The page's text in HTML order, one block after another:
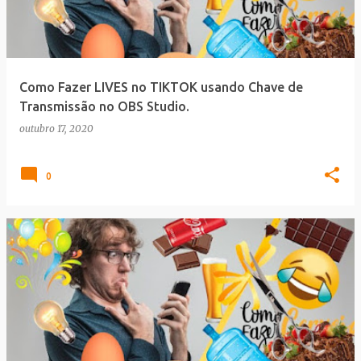
Como Fazer LIVES no TIKTOK usando Chave de
Transmissão no OBS Studio.
outubro 17, 2020
0